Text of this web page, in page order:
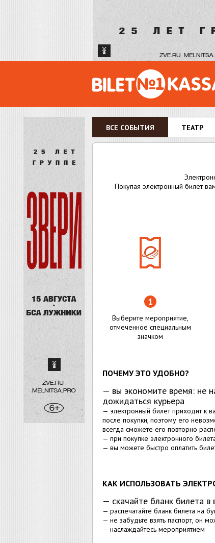
ВСЕ СОБЫТИЯ ТЕАТР
Покупая электронный билет
Выберите мероприятие,
отмеченное специальным
значком
ПОЧЕМУ ЭТО УДОБНО?
— вы экономите время: не
дожидаться курьера
— электронный билет приходит к
после покупки, поэтому его
всегда сможете его повторно
— при покупке электронного
— вы можете быстро оплатить
КАК ИСПОЛЬЗОВАТЬ
— скачайте бланк билета
— распечатайте бланк билета на
— не забудьте взять паспорт, он
— наслаждайтесь мероприятием